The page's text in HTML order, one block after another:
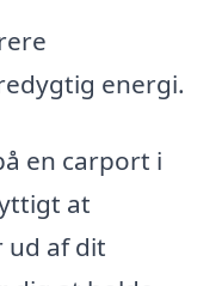
energi.
en carport i
at
ud af dit